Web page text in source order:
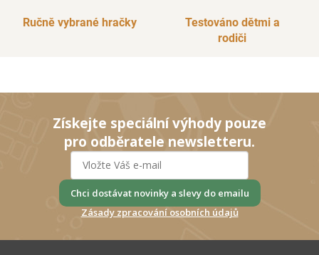
Ručně vybrané hračky
Testováno dětmi a
rodiči
Získejte speciální výhody pouze
pro odběratele newsletteru.
Chci dostávat novinky a slevy do emailu
Zásady zpracování osobních údajů